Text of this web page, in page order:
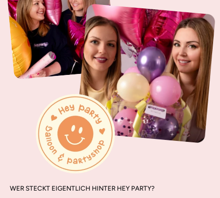
WER STECKT EIGENTLICH HINTER HEY PARTY?